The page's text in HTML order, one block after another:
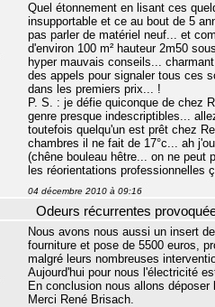
Quel étonnement en lisant ces
insupportable et ce au bout de 5
pas parler de matériel neuf... et
d'environ 100 m² hauteur 2m50
hyper mauvais conseils...
des appels pour signaler tous ces
dans les premiers prix... !
P. S. : je défie quiconque de chez
genre presque indescriptibles...
toutefois quelqu'un est prêt chez
chambres il ne fait de 17°c... ah
(chêne bouleau hêtre... on ne peut
les réorientations professionnelles
04 décembre 2010 à 09:16
Odeurs récurrentes
Nous avons nous aussi un insert
fourniture et pose de 5500 euros,
malgré leurs nombreuses
Aujourd'hui pour nous l'électricité
En conclusion nous allons
Merci René Brisach.